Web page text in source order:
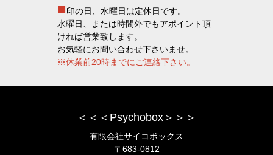
■印の日、水曜日は定休日です。
水曜日、または時間外でもアポイント頂
ければ営業致します。
お気軽にお問い合わせ下さいませ。
※休業前20時までにご連絡下さい。
＜＜＜Psychobox＞＞＞
有限会社サイコボックス
〒683-0812